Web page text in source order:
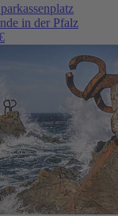
in der Pfalz